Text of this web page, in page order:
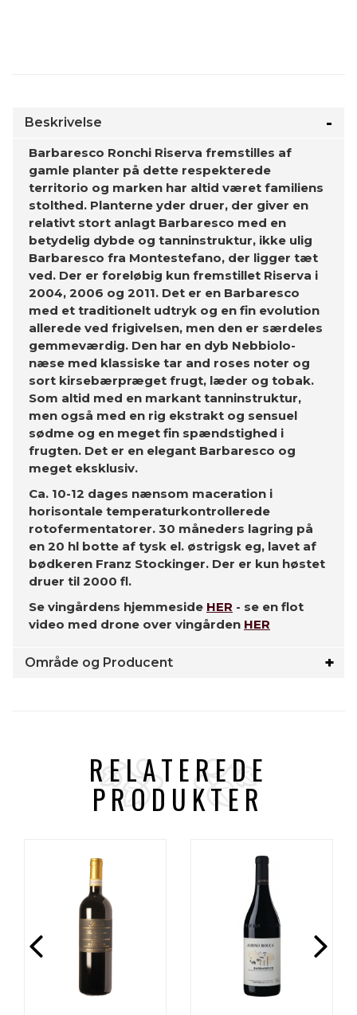
Beskrivelse
Barbaresco Ronchi Riserva fremstilles af
gamle planter på dette respekterede
territorio og marken har altid været familiens
stolthed. Planterne yder druer, der giver en
relativt stort anlagt Barbaresco med en
betydelig dybde og tanninstruktur, ikke ulig
Barbaresco fra Montestefano, der ligger tæt
ved. Der er foreløbig kun fremstillet Riserva i
2004, 2006 og 2011. Det er en Barbaresco
med et traditionelt udtryk og en fin evolution
allerede ved frigivelsen, men den er særdeles
gemmeværdig. Den har en dyb Nebbiolo-
næse med klassiske tar and roses noter og
sort kirsebærpræget frugt, læder og tobak.
Som altid med en markant tanninstruktur,
men også med en rig ekstrakt og sensuel
sødme og en meget fin spændstighed i
frugten. Det er en elegant Barbaresco og
meget eksklusiv.
Ca. 10-12 dages nænsom maceration i
horisontale temperaturkontrollerede
rotofermentatorer. 30 måneders lagring på
en 20 hl botte af tysk el. østrigsk eg, lavet af
bødkeren Franz Stockinger. Der er kun høstet
druer til 2000 fl.
Se vingårdens hjemmeside HER - se en flot
video med drone over vingården HER
Område og Producent
RELATEREDE
PRODUKTER